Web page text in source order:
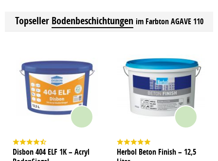
Topseller Bodenbeschichtungen im Farbton AGAVE 110
Disbon 404 ELF 1K – Acryl
Herbol Beton Finish – 12,5